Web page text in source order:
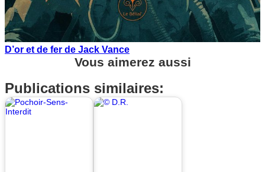
D’or et de fer de Jack Vance
Vous aimerez aussi
Publications similaires: